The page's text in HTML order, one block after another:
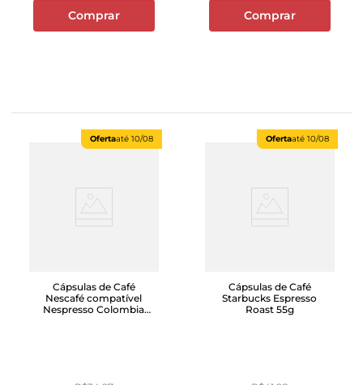
Comprar Comprar
Ofertaaté 10/08
Cápsulas de Café
Nescafé compatível
Nespresso Colombia
Ofertaaté 10/08
Cápsulas de Café
Starbucks Espresso
Roast 55g